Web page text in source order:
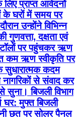
सुधारात्मक कदम
से संवाद कर
बिजली विभाग
घर: मुफ्त बिजली
छत पर सोलर पैनल
रही है। उपभोक्ता
कर बिजली
ग्रिड में भेजकर
पूरी तरह
सहायता भी